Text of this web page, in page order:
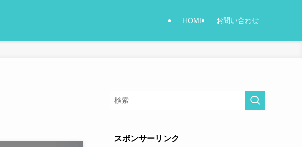
HOME お問い合わせ
スポンサーリンク